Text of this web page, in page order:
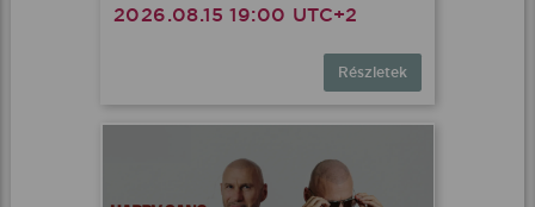
2026.08.15 19:00 UTC+2
Részletek